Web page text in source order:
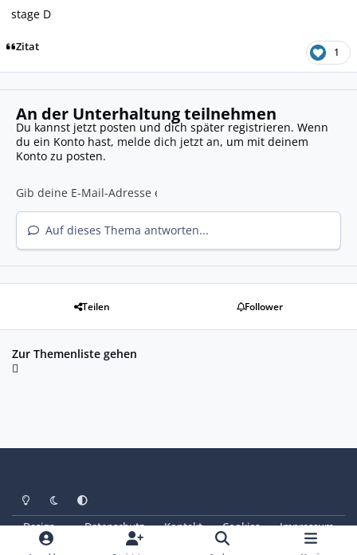
stage D
Zitat 1
An der Unterhaltung teilnehmen
Du kannst jetzt posten und dich später registrieren. Wenn
du ein Konto hast, melde dich jetzt an, um mit deinem
Konto zu posten.
Auf dieses Thema antworten...
Teilen Follower
Zur Themenliste gehen
Heller ModusDunkler Modus
Systemeinstellung
Design Datenschutz Kontakt Cookies
Impressum
© Copyright 2025 - SAABoteure e. V.
Powered by Invision Community